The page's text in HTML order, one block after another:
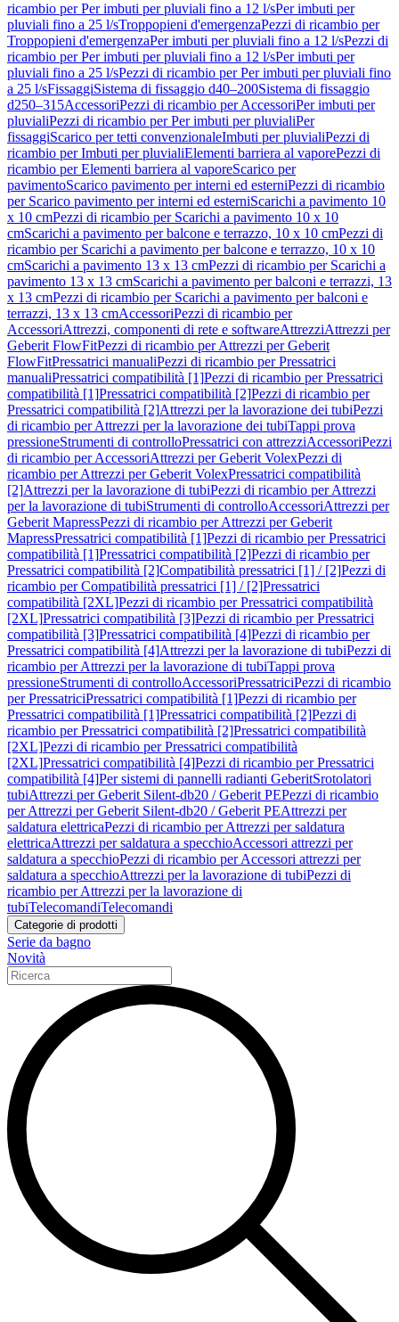
ricambio per Per imbuti per pluviali fino a 12 l/sPer imbuti per
pluviali fino a 25 l/sTroppopieni d'emergenzaPezzi di ricambio per
Troppopieni d'emergenzaPer imbuti per pluviali fino a 12 l/sPezzi di
ricambio per Per imbuti per pluviali fino a 12 l/sPer imbuti per
pluviali fino a 25 l/sPezzi di ricambio per Per imbuti per pluviali fino
a 25 l/sFissaggiSistema di fissaggio d40–200Sistema di fissaggio
d250–315AccessoriPezzi di ricambio per AccessoriPer imbuti per
pluvialiPezzi di ricambio per Per imbuti per pluvialiPer
fissaggiScarico per tetti convenzionaleImbuti per pluvialiPezzi di
ricambio per Imbuti per pluvialiElementi barriera al vaporePezzi di
ricambio per Elementi barriera al vaporeScarico per
pavimentoScarico pavimento per interni ed esterniPezzi di ricambio
per Scarico pavimento per interni ed esterniScarichi a pavimento 10
x 10 cmPezzi di ricambio per Scarichi a pavimento 10 x 10
cmScarichi a pavimento per balcone e terrazzo, 10 x 10 cmPezzi di
ricambio per Scarichi a pavimento per balcone e terrazzo, 10 x 10
cmScarichi a pavimento 13 x 13 cmPezzi di ricambio per Scarichi a
pavimento 13 x 13 cmScarichi a pavimento per balconi e terrazzi, 13
x 13 cmPezzi di ricambio per Scarichi a pavimento per balconi e
terrazzi, 13 x 13 cmAccessoriPezzi di ricambio per
AccessoriAttrezzi, componenti di rete e softwareAttrezziAttrezzi per
Geberit FlowFitPezzi di ricambio per Attrezzi per Geberit
FlowFitPressatrici manualiPezzi di ricambio per Pressatrici
manualiPressatrici compatibilità [1]Pezzi di ricambio per Pressatrici
compatibilità [1]Pressatrici compatibilità [2]Pezzi di ricambio per
Pressatrici compatibilità [2]Attrezzi per la lavorazione dei tubiPezzi
di ricambio per Attrezzi per la lavorazione dei tubiTappi prova
pressioneStrumenti di controlloPressatrici con attrezziAccessoriPezzi
di ricambio per AccessoriAttrezzi per Geberit VolexPezzi di
ricambio per Attrezzi per Geberit VolexPressatrici compatibilità
[2]Attrezzi per la lavorazione di tubiPezzi di ricambio per Attrezzi
per la lavorazione di tubiStrumenti di controlloAccessoriAttrezzi per
Geberit MapressPezzi di ricambio per Attrezzi per Geberit
MapressPressatrici compatibilità [1]Pezzi di ricambio per Pressatrici
compatibilità [1]Pressatrici compatibilità [2]Pezzi di ricambio per
Pressatrici compatibilità [2]Compatibilità pressatrici [1] / [2]Pezzi di
ricambio per Compatibilità pressatrici [1] / [2]Pressatrici
compatibilità [2XL]Pezzi di ricambio per Pressatrici compatibilità
[2XL]Pressatrici compatibilità [3]Pezzi di ricambio per Pressatrici
compatibilità [3]Pressatrici compatibilità [4]Pezzi di ricambio per
Pressatrici compatibilità [4]Attrezzi per la lavorazione di tubiPezzi di
ricambio per Attrezzi per la lavorazione di tubiTappi prova
pressioneStrumenti di controlloAccessoriPressatriciPezzi di ricambio
per PressatriciPressatrici compatibilità [1]Pezzi di ricambio per
Pressatrici compatibilità [1]Pressatrici compatibilità [2]Pezzi di
ricambio per Pressatrici compatibilità [2]Pressatrici compatibilità
[2XL]Pezzi di ricambio per Pressatrici compatibilità
[2XL]Pressatrici compatibilità [4]Pezzi di ricambio per Pressatrici
compatibilità [4]Per sistemi di pannelli radianti GeberitSrotolatori
tubiAttrezzi per Geberit Silent-db20 / Geberit PEPezzi di ricambio
per Attrezzi per Geberit Silent-db20 / Geberit PEAttrezzi per
saldatura elettricaPezzi di ricambio per Attrezzi per saldatura
elettricaAttrezzi per saldatura a specchioAccessori attrezzi per
saldatura a specchioPezzi di ricambio per Accessori attrezzi per
saldatura a specchioAttrezzi per la lavorazione di tubiPezzi di
ricambio per Attrezzi per la lavorazione di
tubiTelecomandiTelecomandi
Categorie di prodotti
Serie da bagno
Novità